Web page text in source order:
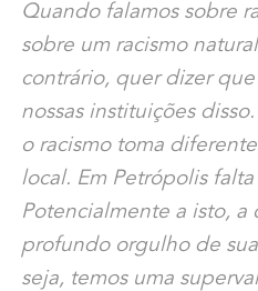
Quando falamos sobre
sobre um racismo
contrário, quer dizer
nossas instituições
o racismo toma
local. Em Petrópolis
Potencialmente a isto, a
profundo orgulho de
seja, temos uma